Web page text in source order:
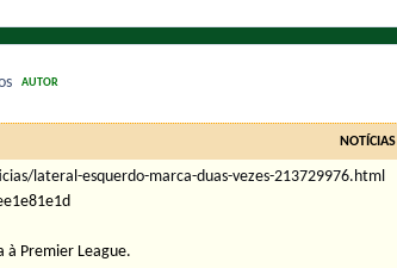
AUTOR
NOTÍCIAS
lateral-esquerdo-marca-duas-vezes-213729976.html
à Premier League.